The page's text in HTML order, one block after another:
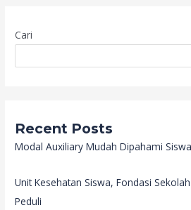
Cari
Recent Posts
Modal Auxiliary Mudah Dipahami Siswa
Unit Kesehatan Siswa, Fondasi
Peduli